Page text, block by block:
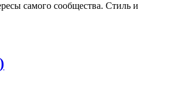
самого сообщества. Стиль и